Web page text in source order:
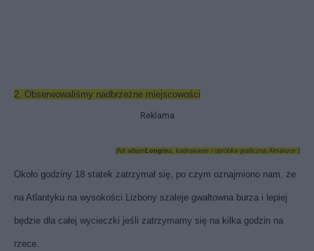
2. Obserwowaliśmy nadbrzeżne miejscowości
Reklama
(fot albumLongina, kadrowanie i obróbka graficzna Almanzor )
Około godziny 18 statek zatrzymał się, po czym oznajmiono nam, że
na Atlantyku na wysokości Lizbony szaleje gwałtowna burza i lepiej
będzie dla całej wycieczki jeśli zatrzymamy się na kilka godzin na
rzece.